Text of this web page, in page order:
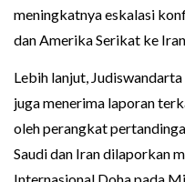
meningkatnya eskalasi
dan Amerika Serikat ke
Lebih lanjut,
juga menerima laporan
oleh perangkat
Saudi dan Iran dilaporkan